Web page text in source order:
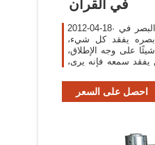
في القرآن
2012-04-18· ما حكمة تقديم السمع على البصر في
بصره يفقد كل شيء،
على وجه الإطلاق،
سمعه فإنه يرى،
احصل على السعر